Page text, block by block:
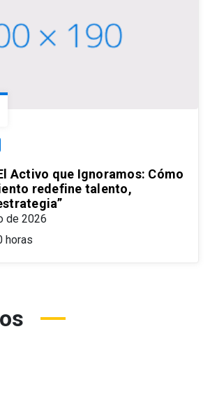
Activo que Ignoramos: Cómo
redefine talento,
de 2026
horas